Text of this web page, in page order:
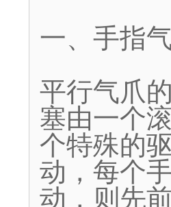
一、手指
平行气爪
塞由一个
个特殊的
动，每个
动，则先